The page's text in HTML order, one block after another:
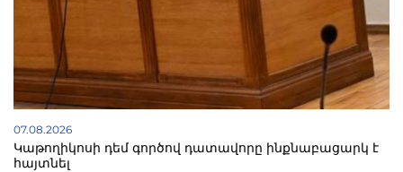
07.08.2026
Կաթողիկոսի դեմ գործով դատավորը ինքնաբացարկ է
հայտնել